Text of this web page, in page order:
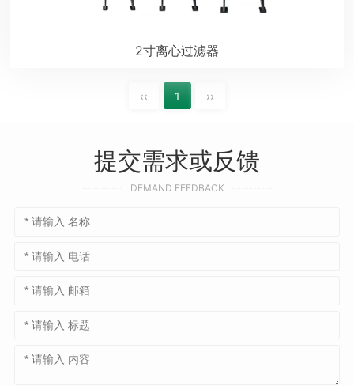
2寸离心过滤器
‹‹ 1 ››
提交需求或反馈
DEMAND FEEDBACK